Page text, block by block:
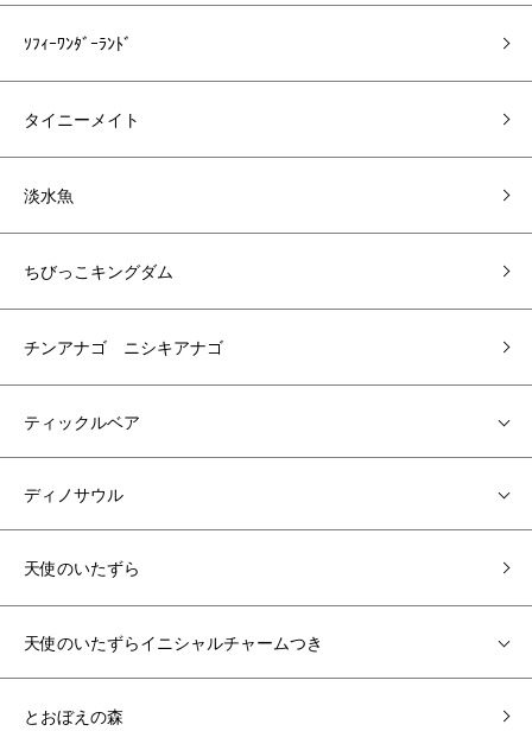
ｿﾌｨｰﾜﾝﾀﾞｰﾗﾝﾄﾞ
タイニーメイト
淡水魚
ちびっこキングダム
チンアナゴ ニシキアナゴ
ティックルベア
ディノサウル
天使のいたずら
天使のいたずらイニシャルチャームつき
とおぼえの森